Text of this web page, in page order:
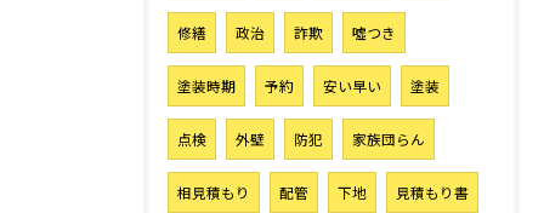
修繕 政治 詐欺 噓つき
塗装時期 予約 安い早い 塗装
点検 外壁 防犯 家族団らん
相見積もり 配管 下地 見積もり書